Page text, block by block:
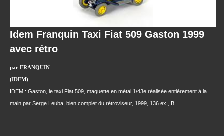
Idem Franquin Taxi Fiat 509 Gaston 1999
avec rétro
par FRANQUIN
(IDEM)
IDEM : Gaston, le taxi Fiat 509, maquette en métal 1/43e réalisée entièrement à la
main par Serge Leuba, bien complet du rétroviseur, 1999, 136 ex., B.